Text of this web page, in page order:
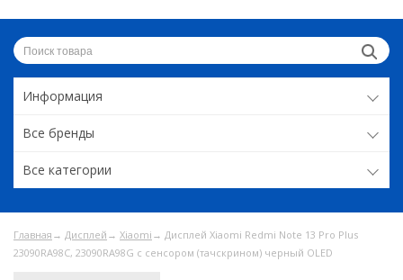
Информация
Все бренды
Все категории
Главная → Дисплей → Xiaomi → Дисплей Xiaomi Redmi Note 13 Pro Plus
23090RA98C, 23090RA98G с сенсором (тачскрином) черный OLED